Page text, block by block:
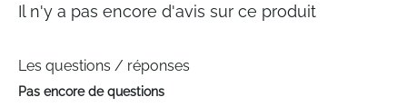
Il n'y a pas encore d'avis sur ce produit
Les questions / réponses
Pas encore de questions